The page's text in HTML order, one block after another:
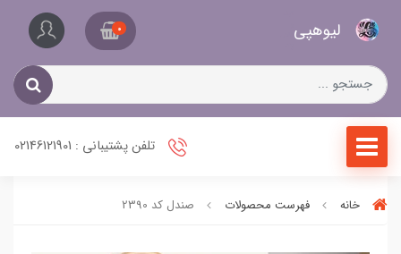
لیو‌هپی 0
تلفن پشتیبانی : 02146121901
خانه فهرست محصولات صندل کد 2390